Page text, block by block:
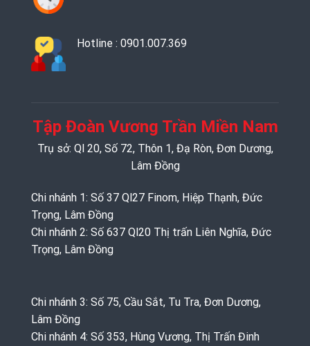
Hotline : 0901.007.369
Tập Đoàn Vương Trần Miền Nam
Trụ sở: Ql 20, Số 72, Thôn 1, Đạ Ròn, Đơn Dương,
Lâm Đồng
Chi nhánh 1: Số 37 Ql27 Finom, Hiệp Thạnh, Đức
Trọng, Lâm Đồng
Chi nhánh 2: Số 637 Ql20 Thị trấn Liên Nghĩa, Đức
Trọng, Lâm Đồng
Chi nhánh 3: Số 75, Cầu Sắt, Tu Tra, Đơn Dương,
Lâm Đồng
Chi nhánh 4: Số 353, Hùng Vương, Thị Trấn Đinh